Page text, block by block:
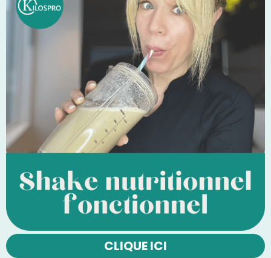
CLIQUE ICI